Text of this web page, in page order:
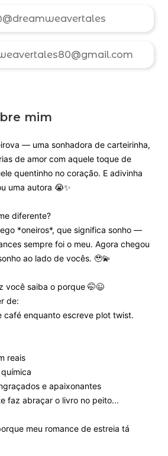
mim
— uma sonhadora de carteirinha,
de amor com aquele toque de
quentinho no coração. E adivinha
uma autora 😭✨
diferente?
*oneiros*, que significa sonho —
sempre foi o meu. Agora chegou
ao lado de vocês. 🥹💫
você saiba o porque 🤭😉
de:
café enquanto escreve plot twist.
reais
e apaixonantes
faz abraçar o livro no peito...
meu romance de estreia tá